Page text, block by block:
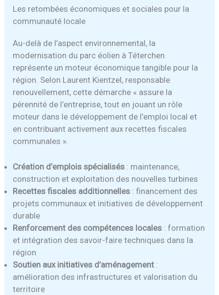
Les retombées économiques et sociales pour la
communauté locale
Au-delà de l’aspect environnemental, la
modernisation du parc éolien à Téterchen
représente un moteur économique tangible pour la
région. Selon Laurent Kientzel, responsable
renouvellement, cette démarche « assure la
pérennité de l’entreprise, tout en jouant un rôle
moteur dans le développement de l’emploi local et
en contribuant activement aux recettes fiscales
communales ».
Création d’emplois spécialisés : maintenance,
construction et exploitation des nouvelles turbines
Recettes fiscales additionnelles : financement des
projets communaux et initiatives de développement
durable
Renforcement des compétences locales : formation
et intégration des savoir-faire techniques dans la
région
Soutien aux initiatives d’aménagement :
amélioration des infrastructures et valorisation du
territoire